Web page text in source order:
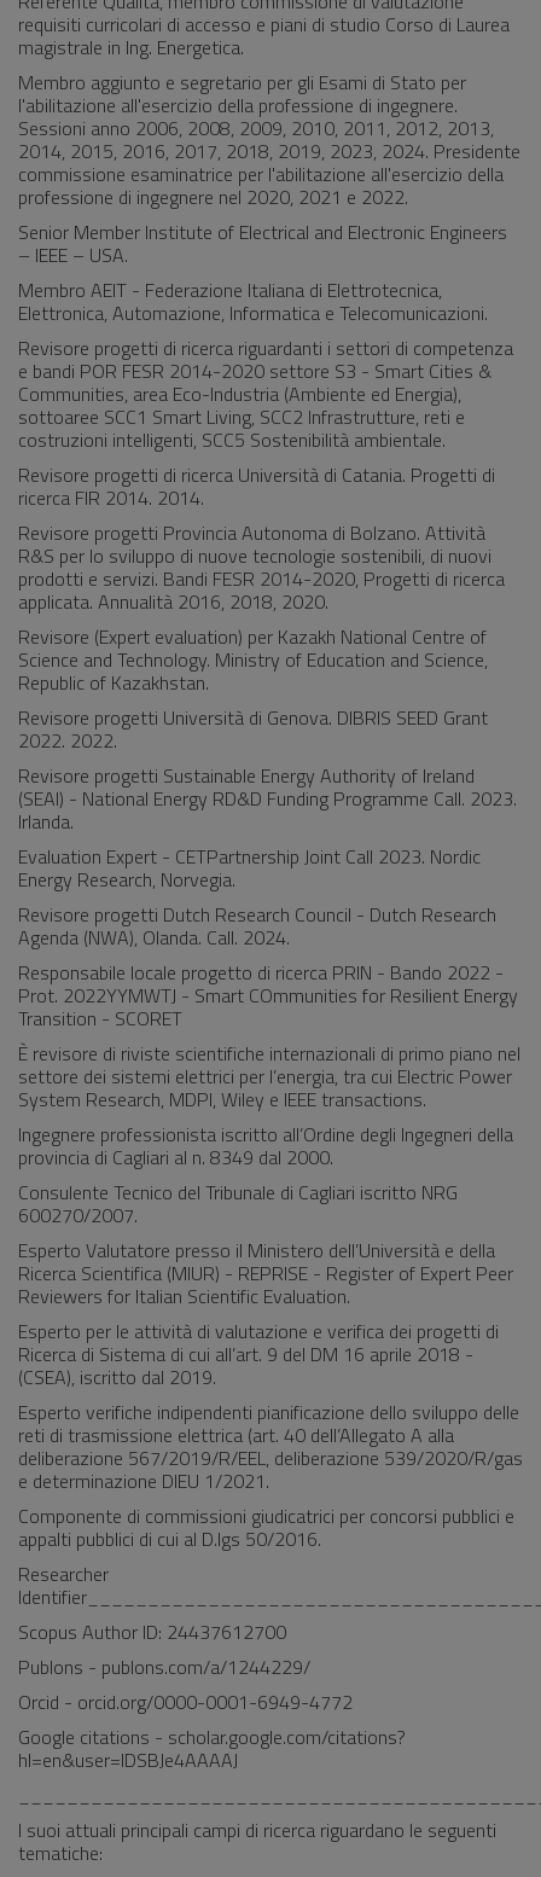
requisiti curricolari di accesso e piani di studio Corso di Laurea
magistrale in Ing. Energetica.
Membro aggiunto e segretario per gli Esami di Stato per
l'abilitazione all'esercizio della professione di ingegnere.
Sessioni anno 2006, 2008, 2009, 2010, 2011, 2012, 2013,
2014, 2015, 2016, 2017, 2018, 2019, 2023, 2024. Presidente
commissione esaminatrice per l'abilitazione all'esercizio della
professione di ingegnere nel 2020, 2021 e 2022.
Senior Member Institute of Electrical and Electronic Engineers
– IEEE – USA.
Membro AEIT - Federazione Italiana di Elettrotecnica,
Elettronica, Automazione, Informatica e Telecomunicazioni.
Revisore progetti di ricerca riguardanti i settori di competenza
e bandi POR FESR 2014-2020 settore S3 - Smart Cities &
Communities, area Eco-Industria (Ambiente ed Energia),
sottoaree SCC1 Smart Living, SCC2 Infrastrutture, reti e
costruzioni intelligenti, SCC5 Sostenibilità ambientale.
Revisore progetti di ricerca Università di Catania. Progetti di
ricerca FIR 2014. 2014.
Revisore progetti Provincia Autonoma di Bolzano. Attività
R&S per lo sviluppo di nuove tecnologie sostenibili, di nuovi
prodotti e servizi. Bandi FESR 2014-2020, Progetti di ricerca
applicata. Annualità 2016, 2018, 2020.
Revisore (Expert evaluation) per Kazakh National Centre of
Science and Technology. Ministry of Education and Science,
Republic of Kazakhstan.
Revisore progetti Università di Genova. DIBRIS SEED Grant
2022. 2022.
Revisore progetti Sustainable Energy Authority of Ireland
(SEAI) - National Energy RD&D Funding Programme Call. 2023.
Irlanda.
Evaluation Expert - CETPartnership Joint Call 2023. Nordic
Energy Research, Norvegia.
Revisore progetti Dutch Research Council - Dutch Research
Agenda (NWA), Olanda. Call. 2024.
Responsabile locale progetto di ricerca PRIN - Bando 2022 -
Prot. 2022YYMWTJ - Smart COmmunities for Resilient Energy
Transition - SCORET
È revisore di riviste scientifiche internazionali di primo piano nel
settore dei sistemi elettrici per l’energia, tra cui Electric Power
System Research, MDPI, Wiley e IEEE transactions.
Ingegnere professionista iscritto all’Ordine degli Ingegneri della
provincia di Cagliari al n. 8349 dal 2000.
Consulente Tecnico del Tribunale di Cagliari iscritto NRG
600270/2007.
Esperto Valutatore presso il Ministero dell’Università e della
Ricerca Scientifica (MIUR) - REPRISE - Register of Expert Peer
Reviewers for Italian Scientific Evaluation.
Esperto per le attività di valutazione e verifica dei progetti di
Ricerca di Sistema di cui all’art. 9 del DM 16 aprile 2018 -
(CSEA), iscritto dal 2019.
Esperto verifiche indipendenti pianificazione dello sviluppo delle
reti di trasmissione elettrica (art. 40 dell’Allegato A alla
deliberazione 567/2019/R/EEL, deliberazione 539/2020/R/gas
e determinazione DIEU 1/2021.
Componente di commissioni giudicatrici per concorsi pubblici e
appalti pubblici di cui al D.lgs 50/2016.
Researcher
Scopus Author ID: 24437612700
Publons - publons.com/a/1244229/
Orcid - orcid.org/0000-0001-6949-4772
Google citations - scholar.google.com/citations?
hl=en&user=lDSBJe4AAAAJ
I suoi attuali principali campi di ricerca riguardano le seguenti
tematiche: